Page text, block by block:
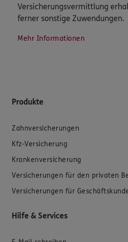
Versicherungsvermittlung
ferner sonstige Zuwendungen.
Mehr Informationen
Produkte
Zahnversicherungen
Kfz-Versicherung
Krankenversicherung
Versicherungen für den privaten
Versicherungen für
Hilfe & Services